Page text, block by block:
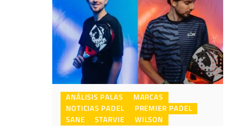
ANÁLISIS PALAS
MARCAS
NOTICIAS PADEL
PREMIER PADEL
SANE
STARVIE WILSON